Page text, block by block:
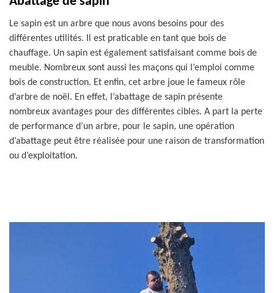
Le sapin est un arbre que nous avons besoins pour des
différentes utilités. Il est praticable en tant que bois de
chauffage. Un sapin est également satisfaisant comme bois de
meuble. Nombreux sont aussi les maçons qui l’emploi comme
bois de construction. Et enfin, cet arbre joue le fameux rôle
d’arbre de noël. En effet, l’abattage de sapin présente
nombreux avantages pour des différentes cibles. A part la perte
de performance d’un arbre, pour le sapin, une opération
d’abattage peut être réalisée pour une raison de transformation
ou d’exploitation.